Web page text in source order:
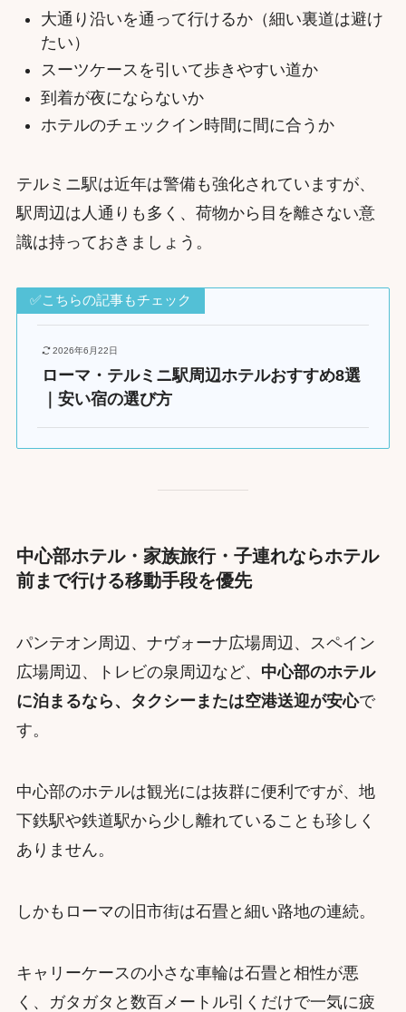
大通り沿いを通って行けるか（細い裏道は避け
たい）
スーツケースを引いて歩きやすい道か
到着が夜にならないか
ホテルのチェックイン時間に間に合うか
テルミニ駅は近年は警備も強化されていますが、
駅周辺は人通りも多く、荷物から目を離さない意
識は持っておきましょう。
✅こちらの記事もチェック
2026年6月22日
ローマ・テルミニ駅周辺ホテルおすすめ8選
｜安い宿の選び方
中心部ホテル・家族旅行・子連れならホテル
前まで行ける移動手段を優先
パンテオン周辺、ナヴォーナ広場周辺、スペイン
広場周辺、トレビの泉周辺など、 中心部のホテル
に泊まるなら、タクシーまたは空港送迎が安心で
す。
中心部のホテルは観光には抜群に便利ですが、地
下鉄駅や鉄道駅から少し離れていることも珍しく
ありません。
しかもローマの旧市街は石畳と細い路地の連続。
キャリーケースの小さな車輪は石畳と相性が悪
く、ガタガタと数百メートル引くだけで一気に疲